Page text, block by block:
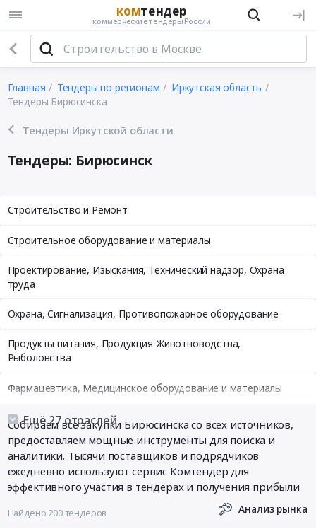
комтендер
коммерческие тендеры России
Главная Тендеры по регионам
Иркутская область
Тендеры Бирюсинска
Тендеры Иркутской области
Тендеры: Бирюсинск
Ещё 27 отраслей
Строительство и Ремонт
Строительное оборудование и материалы
Проектирование, Изыскания, Технический надзор, Охрана
труда
Охрана, Сигнализация, Противопожарное оборудование
Продукты питания, Продукция Животноводства,
Рыболовства
Фармацевтика, Медицинское оборудование и материалы
Медицинские и Оздоровительные услуги
Мебель, Компьютеры и Периферия, Канцтовары, Бытовая
техника
Связь, Информационные технологии
Грузовые и пассажирские перевозки, Транспортные услуги
Собираем все закупки Бирюсинска со всех источников,
предоставляем мощные инструменты для поиска и
аналитики. Тысячи поставщиков и подрядчиков
ежедневно используют сервис Комтендер для
эффективного участия в тендерах и получения прибыли
Найдено 200 тендеров Анализ рынка